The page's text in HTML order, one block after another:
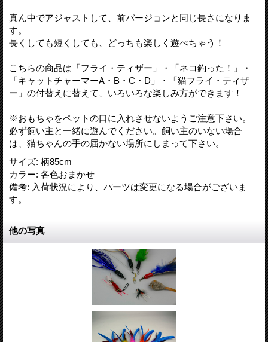
真ん中でアジャストして、前バージョンと同じ長さになりま
す。
長くしても短くしても、どっちも楽しく遊べちゃう！
こちらの商品は「フライ・ティザー」・「ネコ釣った！」・
「キャットチャーマーA・B・C・D」・「猫フライ・ティザ
ー」の付替えに替えて、いろいろな楽しみ方ができます！
※おもちゃをペットの口に入れさせないようご注意下さい。
必ず飼い主と一緒に遊んでください。飼い主のいない場合
は、猫ちゃんの手の届かない場所にしまって下さい。
サイズ: 柄85cm
カラー: 各色おまかせ
備考: 入荷状況により、パーツは変更になる場合がございま
す。
他の写真